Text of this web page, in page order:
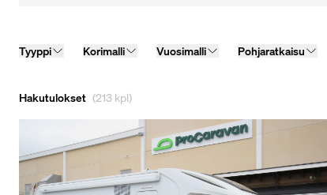
Tyyppi Korimalli Vuosimalli Pohjaratkaisu
Hakutulokset (213 kpl)